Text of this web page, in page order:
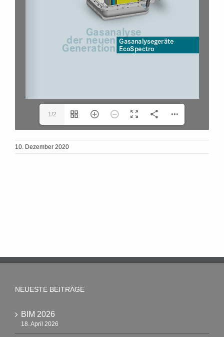
1/2
10. Dezember 2020
NEUESTE BEITRÄGE
BIM 2026
18. April 2026